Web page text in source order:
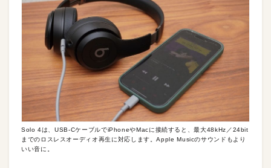
Solo 4は、USB-CケーブルでiPhoneやMacに接続すると、最大48kHz／24bit
までのロスレスオーディオ再生に対応します。Apple Musicのサウンドもより
いい音に。